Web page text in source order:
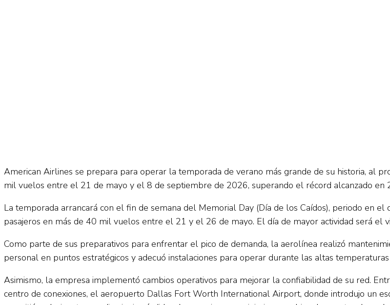
American Airlines se prepara para operar la temporada de verano más grande de su historia, al
mil vuelos entre el 21 de mayo y el 8 de septiembre de 2026, superando el récord alcanzado en
La temporada arrancará con el fin de semana del Memorial Day (Día de los Caídos), periodo en
pasajeros en más de 40 mil vuelos entre el 21 y el 26 de mayo. El día de mayor actividad será el
Como parte de sus preparativos para enfrentar el pico de demanda, la aerolínea realizó
personal en puntos estratégicos y adecuó instalaciones para operar durante las altas
Asimismo, la empresa implementó cambios operativos para mejorar la confiabilidad de su red.
centro de conexiones, el aeropuerto Dallas Fort Worth International Airport, donde introdujo un